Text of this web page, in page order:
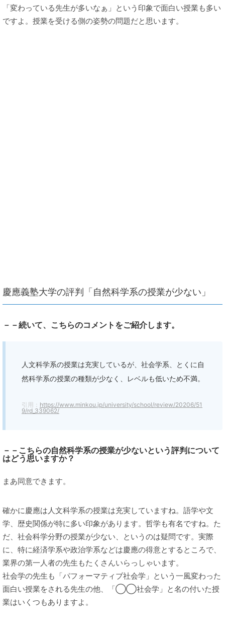
「変わっている先生が多いなぁ」という印象で面白い授業も多い
ですよ。授業を受ける側の姿勢の問題だと思います。
慶應義塾大学の評判「自然科学系の授業が少ない」
－－続いて、こちらのコメントをご紹介します。
人文科学系の授業は充実しているが、社会学系、とくに自
然科学系の授業の種類が少なく、レベルも低いため不満。
引用： https://www.minkou.jp/university/school/review/20206/51
9/rd_339062/
－－こちらの自然科学系の授業が少ないという評判について
はどう思いますか？
まあ同意できます。
確かに慶應は人文科学系の授業は充実していますね。語学や文
学、歴史関係が特に多い印象があります。哲学も有名ですね。た
だ、社会科学分野の授業が少ない、というのは疑問です。実際
に、特に経済学系や政治学系などは慶應の得意とするところで、
業界の第一人者の先生もたくさんいらっしゃいます。
社会学の先生も「パフォーマティブ社会学」という一風変わった
面白い授業をされる先生の他、「◯◯社会学」と名の付いた授
業はいくつもありますよ。